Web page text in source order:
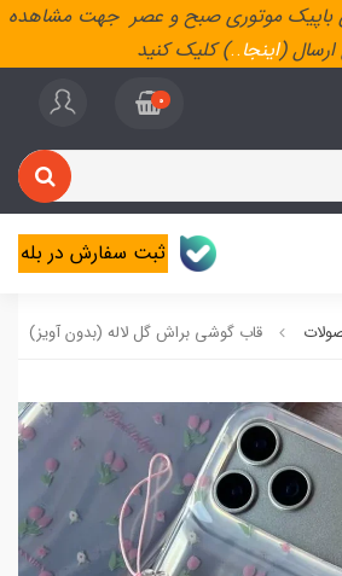
باپیک موتوری صبح و عصر جهت مشاهده
ارسال (اینجا..) کلیک کنید
0
ثبت سفارش در بله
قاب گوشی براش گل لاله (بدون آویز)